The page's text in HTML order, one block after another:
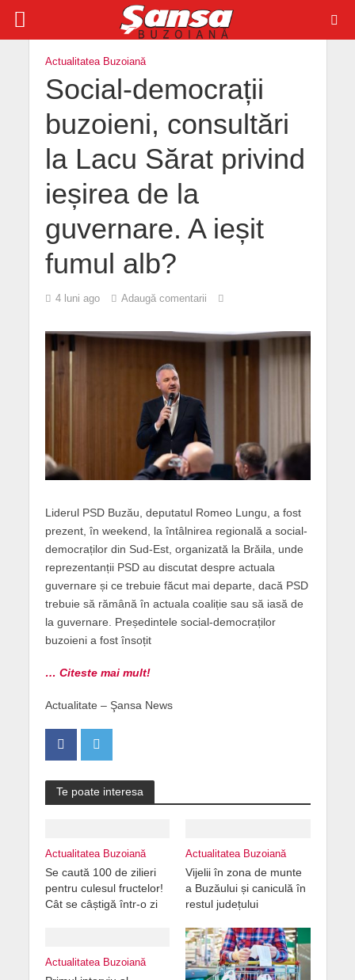
Actualitatea Buzoiană
Social-democrații
buzoieni, consultări
la Lacu Sărat privind
ieșirea de la
guvernare. A ieșit
fumul alb?
4 luni ago Adaugă comentarii
Liderul PSD Buzău, deputatul Romeo Lungu, a fost
prezent, în weekend, la întâlnirea regională a social-
democraților din Sud-Est, organizată la Brăila, unde
reprezentanții PSD au discutat despre actuala
guvernare și ce trebuie făcut mai departe, dacă PSD
trebuie să rămână în actuala coaliție sau să iasă de
la guvernare. Președintele social-democraților
buzoieni a fost însoțit
… Citeste mai mult!
Actualitate – Şansa News
Te poate interesa
Actualitatea Buzoiană
Se caută 100 de zilieri
pentru culesul fructelor!
Cât se câștigă într-o zi
Actualitatea Buzoiană
Vijelii în zona de munte
a Buzăului și caniculă în
restul județului
Actualitatea Buzoiană